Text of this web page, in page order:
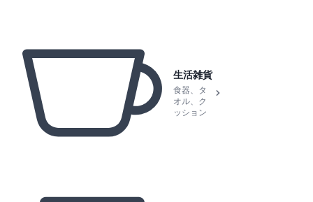
生活雑貨
食器、タ
オル、ク
ッション